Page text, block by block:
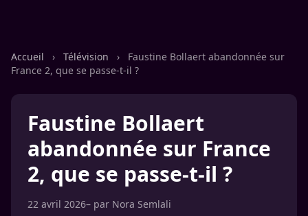
Accueil › Télévision ›
Faustine Bollaert abandonnée sur
France 2, que se passe-t-il ?
Faustine Bollaert
abandonnée sur France
2, que se passe-t-il ?
22 avril 2026– par Nora Semlali